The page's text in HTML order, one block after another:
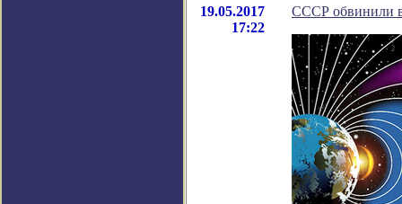
19.05.2017
17:22
СССР обвинили